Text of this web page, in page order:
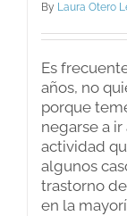
By Laura Otero
Es
años, no
porque
negarse a
actividad
algunos
trastorno
en la